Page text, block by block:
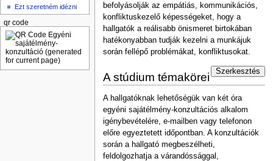
befolyásolják az empátiás, kommuni­kációs,
konfliktuskezelő képességeket, hogy a
hallgatók a reálisabb önismeret birtokában
hatékonyabban tudják kezelni a munkájuk
során fellépő problémákat, konfliktusokat.
Szerkesztés
A stúdium témakörei
A hallgatóknak lehetőségük van két óra
egyéni sajátélmény-konzultációs alkalom
igénybevé­telére, e-mailben vagy telefonon
előre egyeztetett időpontban. A konzultációk
során a hall­gató megbeszélheti,
feldolgozhatja a várandóssággal,
Ezt szeretném idézni
qr code